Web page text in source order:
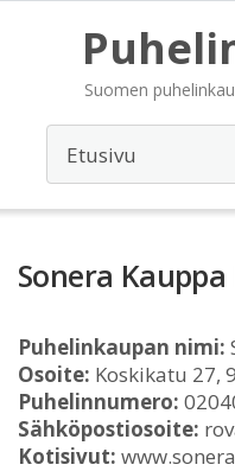
Suomen
Sonera
Puhelinkaupan nimi:
Osoite: Koskikatu 27,
Puhelinnumero:
Sähköpostiosoite:
Kotisivut: